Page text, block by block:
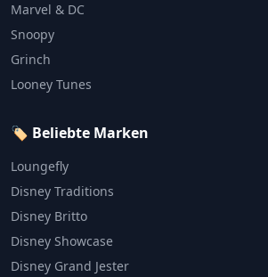
Marvel & DC
Snoopy
Grinch
Looney Tunes
🏷️ Beliebte Marken
Loungefly
Disney Traditions
Disney Britto
Disney Showcase
Disney Grand Jester